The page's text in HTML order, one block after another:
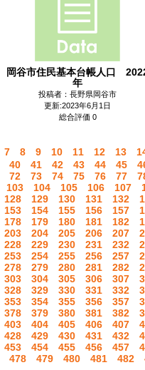
岡谷市住民基本台帳人口
年
投稿者：長野県岡谷市
更新:2023年6月1日
総合評価 0
7 8 9 10 11 12 13
40 41 42 43 44 45
72 73 74 75 76 77
103 104 105 106 107
128 129 130 131 132
153 154 155 156 157
178 179 180 181 182
203 204 205 206 207
228 229 230 231 232
253 254 255 256 257
278 279 280 281 282
303 304 305 306 307
328 329 330 331 332
353 354 355 356 357
378 379 380 381 382
403 404 405 406 407
428 429 430 431 432
453 454 455 456 457
478 479 480 481 482